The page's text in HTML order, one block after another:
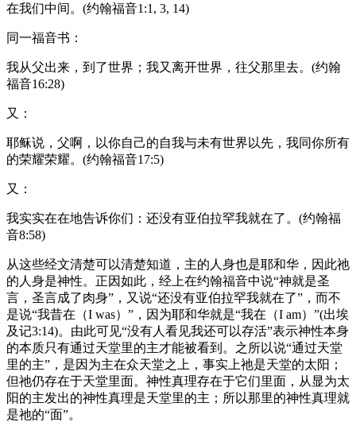
在我们中间。(约翰福音1:1, 3, 14)
同一福音书：
我从父出来，到了世界；我又离开世界，往父那里去。(约翰
福音16:28)
又：
耶稣说，父啊，以你自己的自我与未有世界以先，我同你所有
的荣耀荣耀。(约翰福音17:5)
又：
我实实在在地告诉你们：还没有亚伯拉罕我就在了。(约翰福
音8:58)
从这些经文清楚可以清楚知道，主的人身也是耶和华，因此祂
的人身是神性。正因如此，经上在约翰福音中说“神就是圣
言，圣言成了肉身”，又说“还没有亚伯拉罕我就在了”，而不
是说“我昔在（I was）”，因为耶和华就是“我在（I am）”(出埃
及记3:14)。由此可见“没有人看见我还可以存活”表示神性本身
的本质只有通过天堂里的主才能被看到。之所以说“通过天堂
里的主”，是因为主在众天堂之上，事实上祂是天堂的太阳；
但祂仍存在于天堂里面。神性真理存在于它们里面，从显为太
阳的主发出的神性真理是天堂里的主；所以那里的神性真理就
是祂的“面”。